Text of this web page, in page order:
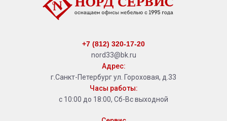
+7 (812) 320-17-20
nord33@bk.ru
Адрес:
г.Санкт-Петербург ул. Гороховая, д.33
Часы работы:
с 10:00 до 18:00, Сб-Вс выходной